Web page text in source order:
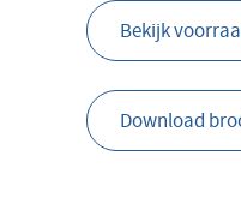
Bekijk
Download